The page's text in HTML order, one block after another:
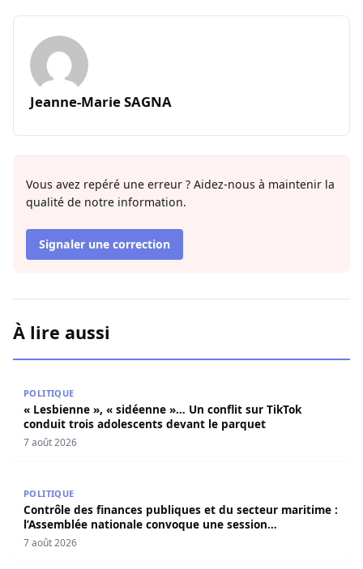
Jeanne-Marie SAGNA
Vous avez repéré une erreur ? Aidez-nous à maintenir la
qualité de notre information.
Signaler une correction
À lire aussi
POLITIQUE
« Lesbienne », « sidéenne »… Un conflit sur TikTok
conduit trois adolescents devant le parquet
7 août 2026
POLITIQUE
Contrôle des finances publiques et du secteur maritime :
l’Assemblée nationale convoque une session
extraordinaire
7 août 2026